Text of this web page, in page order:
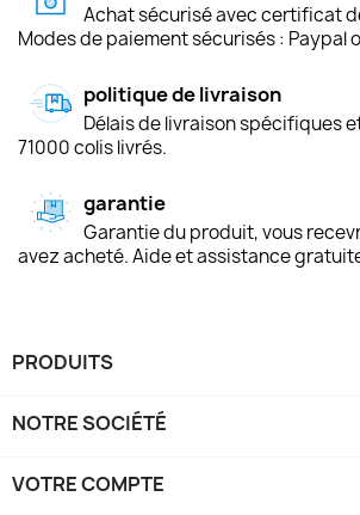
Achat sécurisé avec certificat
Modes de paiement sécurisés : Paypal
politique de livraison
Délais de livraison spécifiques
71000 colis livrés.
garantie
Garantie du produit, vous
avez acheté. Aide et assistance
PRODUITS
NOTRE SOCIÉTÉ
VOTRE COMPTE